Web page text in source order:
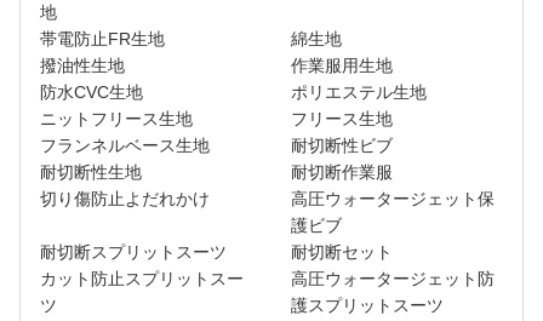
地
帯電防止FR生地
綿生地
撥油性生地
作業服用生地
防水CVC生地
ポリエステル生地
ニットフリース生地
フリース生地
フランネルベース生地
耐切断性ビブ
耐切断性生地
耐切断作業服
切り傷防止よだれかけ
高圧ウォータージェット保
護ビブ
耐切断スプリットスーツ
耐切断セット
カット防止スプリットスー
ツ
高圧ウォータージェット防
護スプリットスーツ